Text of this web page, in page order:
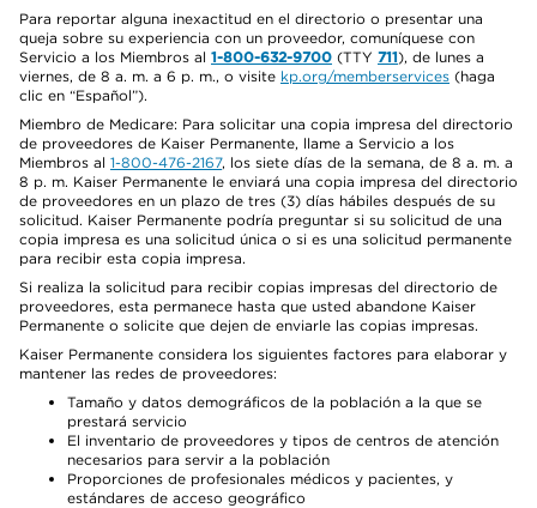
Para reportar alguna inexactitud en el directorio o presentar una
queja sobre su experiencia con un proveedor, comuníquese con
Servicio a los Miembros al 1-800-632-9700 (TTY 711), de lunes a
viernes, de 8 a. m. a 6 p. m., o visite kp.org/memberservices (haga
clic en “Español”).
Miembro de Medicare: Para solicitar una copia impresa del directorio
de proveedores de Kaiser Permanente, llame a Servicio a los
Miembros al 1-800-476-2167, los siete días de la semana, de 8 a. m. a
8 p. m. Kaiser Permanente le enviará una copia impresa del directorio
de proveedores en un plazo de tres (3) días hábiles después de su
solicitud. Kaiser Permanente podría preguntar si su solicitud de una
copia impresa es una solicitud única o si es una solicitud permanente
para recibir esta copia impresa.
Si realiza la solicitud para recibir copias impresas del directorio de
proveedores, esta permanece hasta que usted abandone Kaiser
Permanente o solicite que dejen de enviarle las copias impresas.
Kaiser Permanente considera los siguientes factores para elaborar y
mantener las redes de proveedores:
Tamaño y datos demográficos de la población a la que se
prestará servicio
El inventario de proveedores y tipos de centros de atención
necesarios para servir a la población
Proporciones de profesionales médicos y pacientes, y
estándares de acceso geográfico